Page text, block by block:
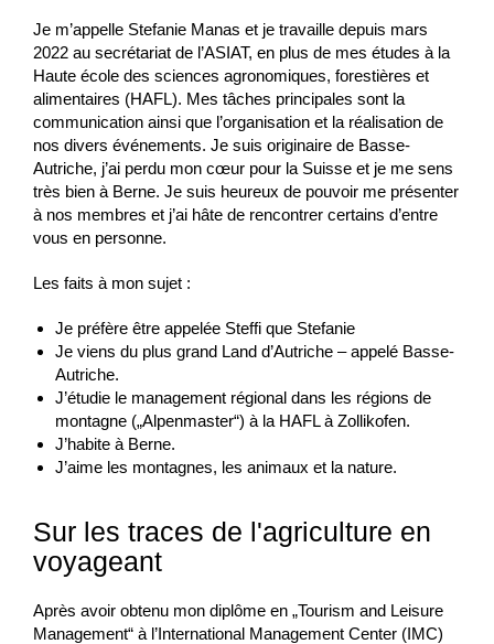
Je m’appelle Stefanie Manas et je travaille depuis mars
2022 au secrétariat de l’ASIAT, en plus de mes études à la
Haute école des sciences agronomiques, forestières et
alimentaires (HAFL). Mes tâches principales sont la
communication ainsi que l’organisation et la réalisation de
nos divers événements. Je suis originaire de Basse-
Autriche, j’ai perdu mon cœur pour la Suisse et je me sens
très bien à Berne. Je suis heureux de pouvoir me présenter
à nos membres et j’ai hâte de rencontrer certains d’entre
vous en personne.
Les faits à mon sujet :
Je préfère être appelée Steffi que Stefanie
Je viens du plus grand Land d’Autriche – appelé Basse-
Autriche.
J’étudie le management régional dans les régions de
montagne („Alpenmaster“) à la HAFL à Zollikofen.
J’habite à Berne.
J’aime les montagnes, les animaux et la nature.
Sur les traces de l'agriculture en
voyageant
Après avoir obtenu mon diplôme en „Tourism and Leisure
Management“ à l’International Management Center (IMC)